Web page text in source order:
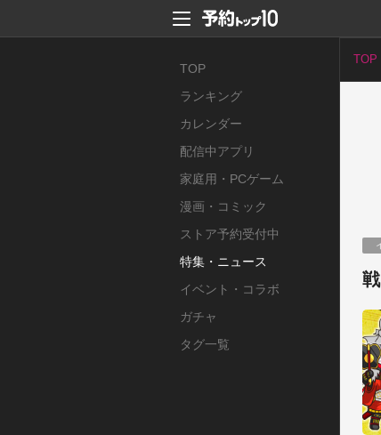
TOP
ランキング
カレンダー
配信中アプリ
家庭用・PCゲーム
漫画・コミック
ストア予約受付中
特集・ニュース
イベント・コラボ
ガチャ
タグ一覧
TOP